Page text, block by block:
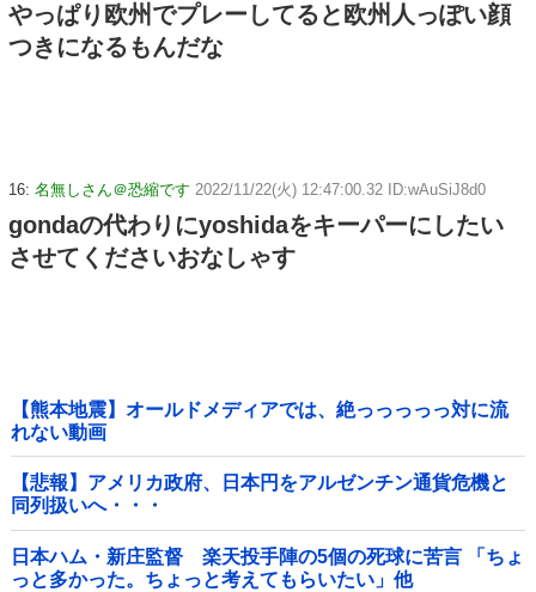
やっぱり欧州でプレーしてると欧州人っぽい顔
つきになるもんだな
16: 名無しさん＠恐縮です 2022/11/22(火) 12:47:00.32 ID:wAuSiJ8d0
gondaの代わりにyoshidaをキーパーにしたい
させてくださいおなしゃす
【熊本地震】オールドメディアでは、絶っっっっっ対に流
れない動画
【悲報】アメリカ政府、日本円をアルゼンチン通貨危機と
同列扱いへ・・・
日本ハム・新庄監督 楽天投手陣の5個の死球に苦言 「ちょ
っと多かった。ちょっと考えてもらいたい」他